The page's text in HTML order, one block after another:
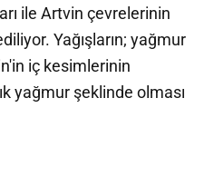
ile Artvin çevrelerinin
Yağışların; yağmur
iç kesimlerinin
yağmur şeklinde olması